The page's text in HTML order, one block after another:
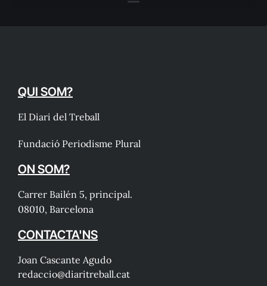
QUI SOM?
El Diari del Treball
Fundació Periodisme Plural
ON SOM?
Carrer Bailén 5, principal.
08010, Barcelona
CONTACTA'NS
Joan Cascante Agudo
redaccio@diaritreball.cat